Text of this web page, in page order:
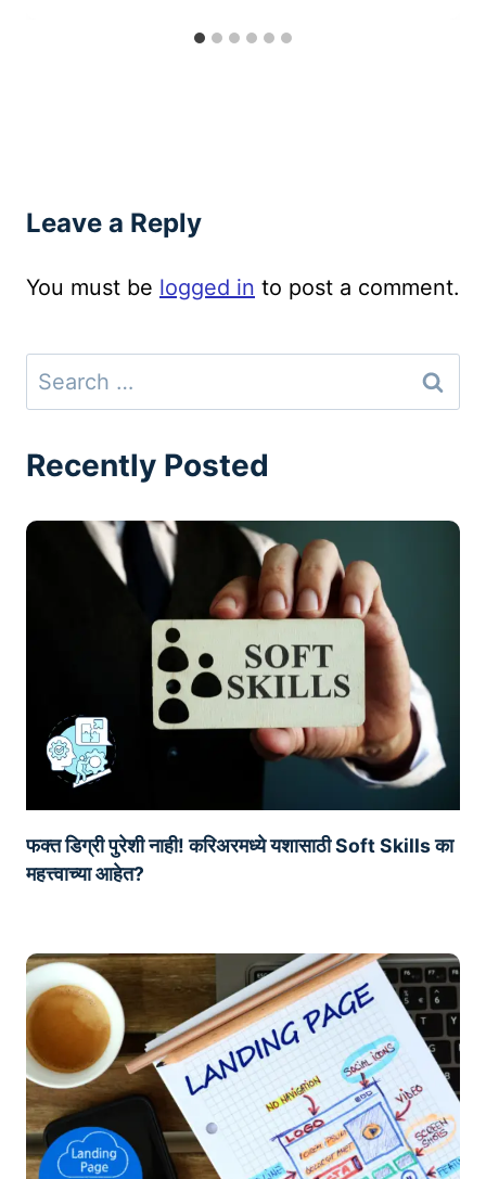
Leave a Reply
You must be logged in to post a comment.
Search
for:
Recently Posted
फक्त डिग्री पुरेशी नाही! करिअरमध्ये यशासाठी Soft Skills का
महत्त्वाच्या आहेत?